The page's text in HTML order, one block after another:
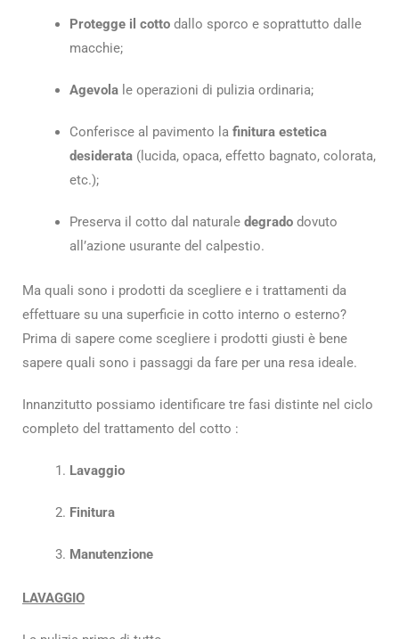
Protegge il cottodallo sporco e soprattutto dalle
macchie;
Agevola le operazioni di pulizia ordinaria;
Conferisce al pavimento lafinitura estetica
desiderata (lucida, opaca, effetto bagnato, colorata,
etc.);
Preserva il cotto dal naturaledegradodovuto
all’azione usurante del calpestio.
Ma quali sono i prodotti da scegliere e i trattamenti da
effettuare su una superficie in cotto interno o esterno?
Prima di sapere come scegliere i prodotti giusti è bene
sapere quali sono i passaggi da fare per una resa ideale.
Innanzitutto possiamo identificare tre fasi distinte nel ciclo
completo del trattamento del cotto :
Lavaggio
Finitura
Manutenzione
LAVAGGIO